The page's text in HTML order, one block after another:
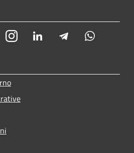
Instagram LinkedIn Telegram